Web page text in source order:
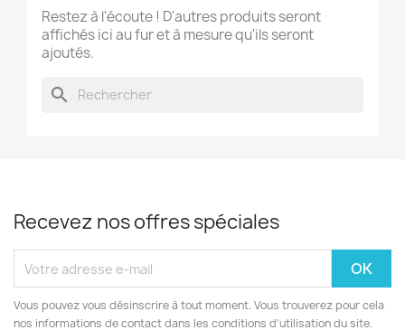
Restez à l'écoute ! D'autres produits seront
affichés ici au fur et à mesure qu'ils seront
ajoutés.
search
Recevez nos offres spéciales
Vous pouvez vous désinscrire à tout moment. Vous trouverez pour cela
nos informations de contact dans les conditions d'utilisation du site.